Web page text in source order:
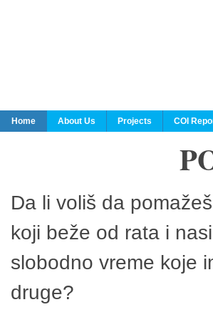
Home About Us Projects COI
Da li voliš da
koji beže od rata i
slobodno vreme koje
druge?